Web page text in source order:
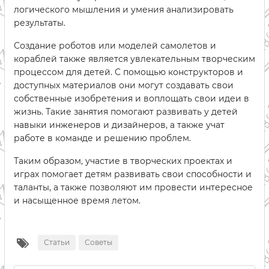
логического мышления и умения анализировать
результаты.
Создание роботов или моделей самолетов и
кораблей также является увлекательным творческим
процессом для детей. С помощью конструкторов и
доступных материалов они могут создавать свои
собственные изобретения и воплощать свои идеи в
жизнь. Такие занятия помогают развивать у детей
навыки инженеров и дизайнеров, а также учат
работе в команде и решению проблем.
Таким образом, участие в творческих проектах и
играх помогает детям развивать свои способности и
таланты, а также позволяют им провести интересное
и насыщенное время летом.
Статьи Советы